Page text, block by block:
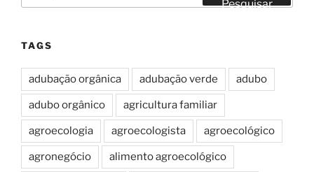
Pesquisar
TAGS
adubação orgânica adubação verde adubo
adubo orgânico agricultura familiar
agroecologia agroecologista agroecológico
agronegócio alimento agroecológico